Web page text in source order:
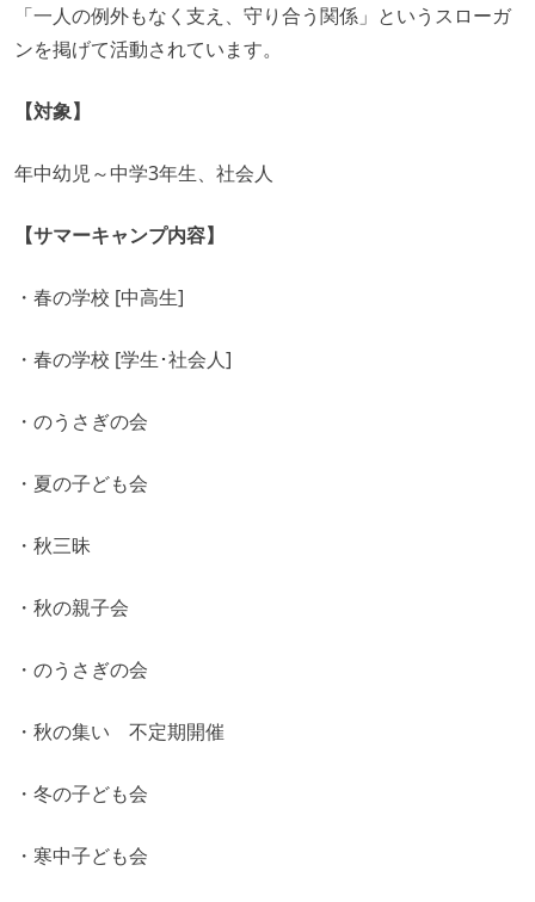
「一人の例外もなく支え、守り合う関係」というスローガ
ンを掲げて活動されています。
【対象】
年中幼児～中学3年生、社会人
【サマーキャンプ内容】
・春の学校 [中高生]
・春の学校 [学生･社会人]
・のうさぎの会
・夏の子ども会
・秋三昧
・秋の親子会
・のうさぎの会
・秋の集い 不定期開催
・冬の子ども会
・寒中子ども会